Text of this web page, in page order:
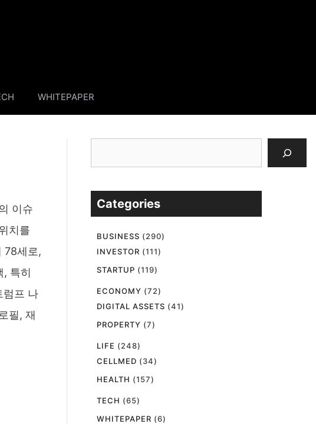
WHITEPAPER
이슈
치를
78세로,
, 특히
럼프 나
필, 재
색
Categories
BUSINESS (290)
INVESTOR (111)
STARTUP (119)
ECONOMY (72)
DIGITAL ASSETS (41)
PROPERTY (7)
LIFE (248)
CELLMED (34)
HEALTH (157)
TECH (65)
WHITEPAPER (6)